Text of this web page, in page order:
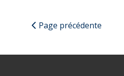
Page précédente